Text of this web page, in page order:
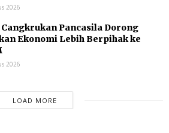
2026
Pancasila Dorong
Ekonomi Lebih Berpihak ke
2026
LOAD MORE